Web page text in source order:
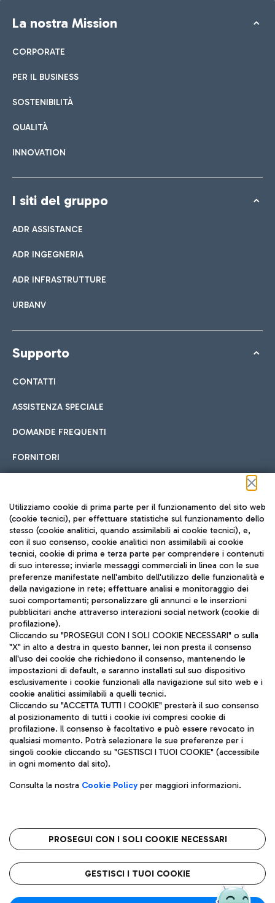
La nostra Mission
CORPORATE
PER IL BUSINESS
SOSTENIBILITÀ
QUALITÀ
INNOVATION
I siti del gruppo
ADR ASSISTANCE
ADR INGEGNERIA
ADR INFRASTRUTTURE
URBANV
Supporto
CONTATTI
ASSISTENZA SPECIALE
DOMANDE FREQUENTI
FORNITORI
Seguici sui social
TRAVEL JOURNAL
ITA
Aeroporti di Roma S.p.A. - Società soggetta a direzione e
coordinamento di Mundys S.p.A.
Codice fiscale e Registro delle Imprese di Roma 13032990155 P.
IVA 06572251004
Capitale sociale 62.224.743,00 int. vers.
Sede legale: Via Pier Paolo Racchetti 1 - 00054 Fiumicino (RM)
telefono +39 06 65951
Privacy policy
Note legali
Roma FCO
L'aeroporto stellato
Utilizziamo cookie di prima parte per il funzionamento del sito web
(cookie tecnici), per effettuare statistiche sul funzionamento dello
stesso (cookie analitici, quando assimilabili ai cookie tecnici), e,
con il suo consenso, cookie analitici non assimilabili ai cookie
tecnici, cookie di prima e terza parte per comprendere i contenuti
di suo interesse; inviarle messaggi commerciali in linea con le sue
preferenze manifestate nell'ambito dell'utilizzo delle funzionalità e
della navigazione in rete; effettuare analisi e monitoraggio dei
suoi comportamenti; personalizzare gli annunci e le inserzioni
pubblicitari anche attraverso interazioni social network (cookie di
profilazione).
Cliccando su "PROSEGUI CON I SOLI COOKIE NECESSARI" o sulla
"X" in alto a destra in questo banner, lei non presta il consenso
all'uso dei cookie che richiedono il consenso, mantenendo le
impostazioni di default, e saranno installati sul suo dispositivo
esclusivamente i cookie funzionali alla navigazione sul sito web e i
cookie analitici assimilabili a quelli tecnici.
Cliccando su "ACCETTA TUTTI I COOKIE" presterà il suo consenso
al posizionamento di tutti i cookie ivi compresi cookie di
profilazione. Il consenso è facoltativo e può essere revocato in
qualsiasi momento. Potrà selezionare le sue preferenze per i
singoli cookie cliccando su "GESTISCI I TUOI COOKIE" (accessibile
in ogni momento dal sito).
Consulta la nostra Cookie Policyper maggiori informazioni.
PROSEGUI CON I SOLI COOKIE NECESSARI
GESTISCI I TUOI COOKIE